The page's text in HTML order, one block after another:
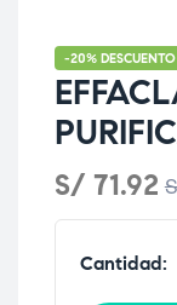
-20% DESCUENTO
S/ 71.92
Cantidad: